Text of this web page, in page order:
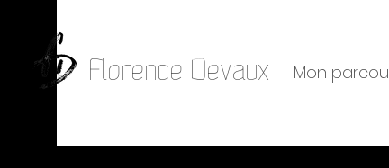
Florence Devaux Mon